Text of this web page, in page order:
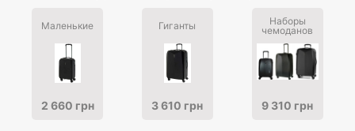
Маленькие
2 660 грн
Гиганты
3 610 грн
Наборы
чемоданов
9 310 грн